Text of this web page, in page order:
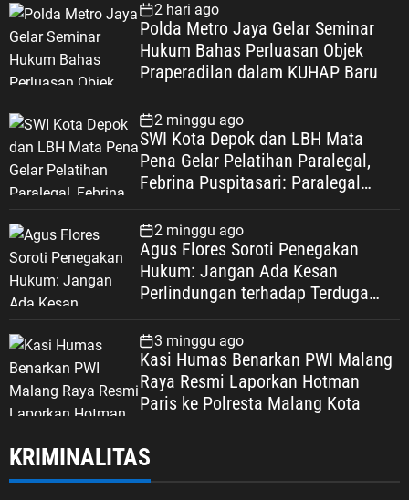
2 hari ago
Polda Metro Jaya Gelar Seminar
Hukum Bahas Perluasan Objek
Praperadilan dalam KUHAP Baru
2 minggu ago
SWI Kota Depok dan LBH Mata
Pena Gelar Pelatihan Paralegal,
Febrina Puspitasari: Paralegal
Keadilan Warga Depok
2 minggu ago
Agus Flores Soroti Penegakan
Hukum: Jangan Ada Kesan
Perlindungan terhadap Terduga
Dipertaruhkan
3 minggu ago
Kasi Humas Benarkan PWI Malang
Raya Resmi Laporkan Hotman
Paris ke Polresta Malang Kota
KRIMINALITAS